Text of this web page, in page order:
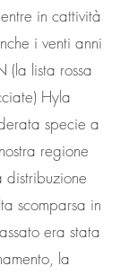
in cattività
i venti anni
(la lista rossa
Hyla
specie a
regione
distribuzione
scomparsa in
era stata
la